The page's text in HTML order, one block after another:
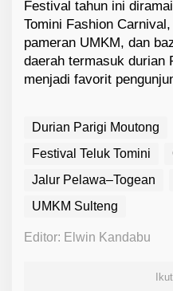
Festival tahun ini
Tomini Fashion
pameran UMKM, dan
daerah termasuk durian
menjadi favorit
Durian Parigi Moutong
Festival Teluk Tomini
Jalur Pelawa–Togean
UMKM Sulteng
Editor: Elwin Kandabu